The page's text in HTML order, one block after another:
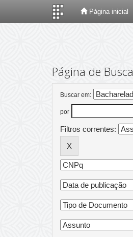
Página inicial
Página de Busca
Buscar em:
por
Filtros correntes: